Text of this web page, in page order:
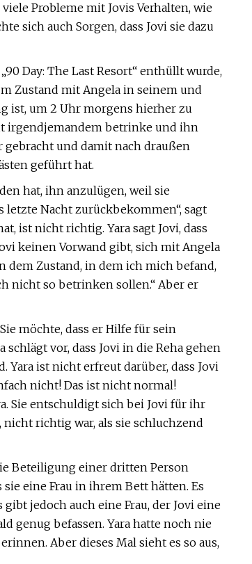
Probleme mit Jovis Verhalten, wie
sich auch Sorgen, dass Jovi sie dazu
Day: The Last Resort“ enthüllt wurde,
Zustand mit Angela in seinem und
ist, um 2 Uhr morgens hierher zu
irgendjemandem betrinke und ihn
gebracht und damit nach draußen
geführt hat.
hat, ihn anzulügen, weil sie
Nacht zurückbekommen“, sagt
ist nicht richtig. Yara sagt Jovi, dass
keinen Vorwand gibt, sich mit Angela
dem Zustand, in dem ich mich befand,
nicht so betrinken sollen.“ Aber er
möchte, dass er Hilfe für sein
vor, dass Jovi in ​​die Reha gehen
Yara ist nicht erfreut darüber, dass Jovi
nicht! Das ist nicht normal!
Sie entschuldigt sich bei Jovi für ihr
nicht richtig war, als sie schluchzend
Beteiligung einer dritten Person
sie eine Frau in ihrem Bett hätten. Es
jedoch auch eine Frau, der Jovi eine
genug befassen. Yara hatte noch nie
Aber dieses Mal sieht es so aus,